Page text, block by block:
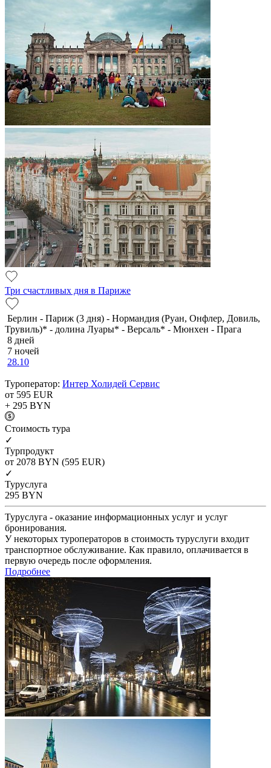
Три счастливых дня в Париже
Берлин - Париж (3 дня) - Нормандия (Руан, Онфлер, Довиль,
Трувиль)* - долина Луары* - Версаль* - Мюнхен - Прага
8 дней
7 ночей
28.10
Туроператор: Интер Холидей Сервис
от 595 EUR
+ 295 BYN
Cтоимость тура
✓
Турпродукт
от 2078 BYN (595 EUR)
✓
Туруслуга
295 BYN
Туруслуга - оказание информационных услуг и услуг
бронирования.
У некоторых туроператоров в стоимость туруслуги входит
транспортное обслуживание. Как правило, оплачивается в
первую очередь после оформления.
Подробнее